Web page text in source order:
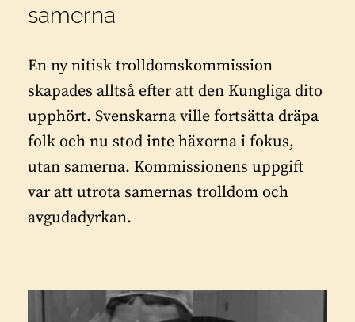
samerna
En ny nitisk trolldomskommission
skapades alltså efter att den Kungliga dito
upphört. Svenskarna ville fortsätta dräpa
folk och nu stod inte häxorna i fokus,
utan samerna. Kommissionens uppgift
var att utrota samernas trolldom och
avgudadyrkan.